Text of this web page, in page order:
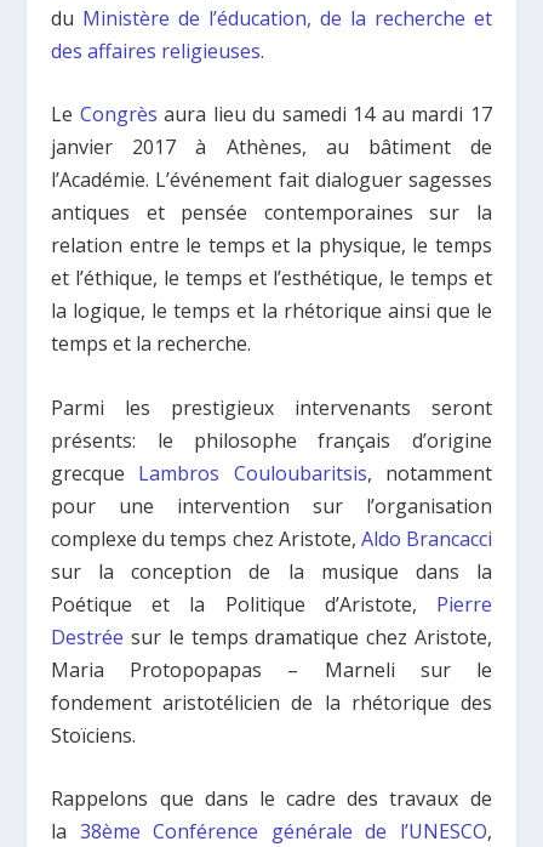
du Ministère de l’éducation, de la recherche et
des affaires religieuses.
Le Congrès aura lieu du samedi 14 au mardi 17
janvier 2017 à Athènes, au bâtiment de
l’Académie. L’événement fait dialoguer sagesses
antiques et pensée contemporaines sur la
relation entre le temps et la physique, le temps
et l’éthique, le temps et l’esthétique, le temps et
la logique, le temps et la rhétorique ainsi que le
temps et la recherche.
Parmi les prestigieux intervenants seront
présents: le philosophe français d’origine
grecque Lambros Couloubaritsis, notamment
pour une intervention sur l’organisation
complexe du temps chez Aristote, Aldo Brancacci
sur la conception de la musique dans la
Poétique et la Politique d’Aristote, Pierre
Destrée sur le temps dramatique chez Aristote,
Maria Protopopapas – Marneli sur le
fondement aristotélicien de la rhétorique des
Stoïciens.
Rappelons que dans le cadre des travaux de
la 38ème Conférence générale de l’UNESCO,